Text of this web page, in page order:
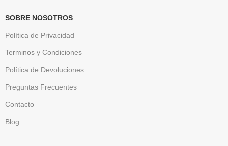
SOBRE NOSOTROS
Política de Privacidad
Terminos y Condiciones
Política de Devoluciones
Preguntas Frecuentes
Contacto
Blog